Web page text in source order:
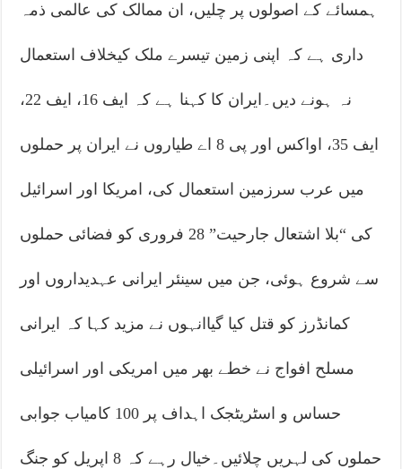
ہمسائے کے اصولوں پر چلیں، ان ممالک کی عالمی ذمہ
داری ہے کہ اپنی زمین تیسرے ملک کیخلاف استعمال
نہ ہونے دیں۔ایران کا کہنا ہے کہ ایف 16، ایف 22،
ایف 35، اواکس اور پی 8 اے طیاروں نے ایران پر حملوں
میں عرب سرزمین استعمال کی، امریکا اور اسرائیل
کی “بلا اشتعال جارحیت” 28 فروری کو فضائی حملوں
سے شروع ہوئی، جن میں سینئر ایرانی عہدیداروں اور
کمانڈرز کو قتل کیا گیاانہوں نے مزید کہا کہ ایرانی
مسلح افواج نے خطے بھر میں امریکی اور اسرائیلی
حساس و اسٹریٹجک اہداف پر 100 کامیاب جوابی
حملوں کی لہریں چلائیں۔خیال رہے کہ 8 اپریل کو جنگ